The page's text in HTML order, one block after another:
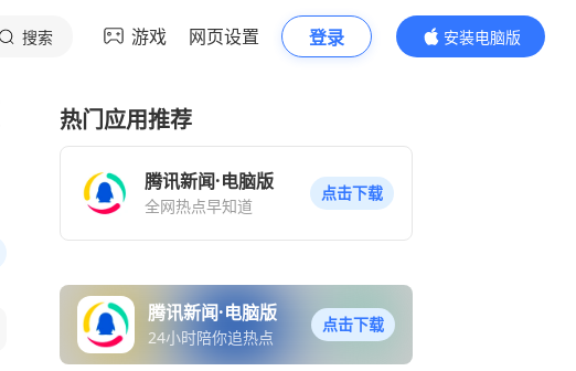
搜索 游戏 网页设置 登录
安装电脑版
内容更精彩
热门应用推荐
腾讯新闻·电脑版
全网热点早知道
点击下载
腾讯新闻·电脑版
24小时陪你追热点
点击下载